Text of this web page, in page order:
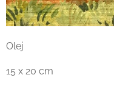
Olej
15 x 20 cm